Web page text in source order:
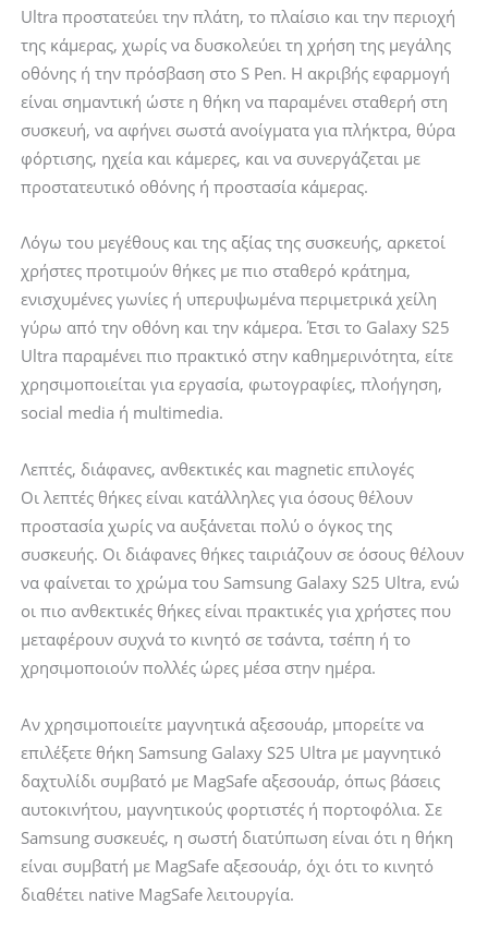
Ultra προστατεύει την πλάτη, το πλαίσιο και την περιοχή
της κάμερας, χωρίς να δυσκολεύει τη χρήση της μεγάλης
οθόνης ή την πρόσβαση στο S Pen. Η ακριβής εφαρμογή
είναι σημαντική ώστε η θήκη να παραμένει σταθερή στη
συσκευή, να αφήνει σωστά ανοίγματα για πλήκτρα, θύρα
φόρτισης, ηχεία και κάμερες, και να συνεργάζεται με
προστατευτικό οθόνης ή προστασία κάμερας.
Λόγω του μεγέθους και της αξίας της συσκευής, αρκετοί
χρήστες προτιμούν θήκες με πιο σταθερό κράτημα,
ενισχυμένες γωνίες ή υπερυψωμένα περιμετρικά χείλη
γύρω από την οθόνη και την κάμερα. Έτσι το Galaxy S25
Ultra παραμένει πιο πρακτικό στην καθημερινότητα, είτε
χρησιμοποιείται για εργασία, φωτογραφίες, πλοήγηση,
social media ή multimedia.
Λεπτές, διάφανες, ανθεκτικές και magnetic επιλογές
Οι λεπτές θήκες είναι κατάλληλες για όσους θέλουν
προστασία χωρίς να αυξάνεται πολύ ο όγκος της
συσκευής. Οι διάφανες θήκες ταιριάζουν σε όσους θέλουν
να φαίνεται το χρώμα του Samsung Galaxy S25 Ultra, ενώ
οι πιο ανθεκτικές θήκες είναι πρακτικές για χρήστες που
μεταφέρουν συχνά το κινητό σε τσάντα, τσέπη ή το
χρησιμοποιούν πολλές ώρες μέσα στην ημέρα.
Αν χρησιμοποιείτε μαγνητικά αξεσουάρ, μπορείτε να
επιλέξετε θήκη Samsung Galaxy S25 Ultra με μαγνητικό
δαχτυλίδι συμβατό με MagSafe αξεσουάρ, όπως βάσεις
αυτοκινήτου, μαγνητικούς φορτιστές ή πορτοφόλια. Σε
Samsung συσκευές, η σωστή διατύπωση είναι ότι η θήκη
είναι συμβατή με MagSafe αξεσουάρ, όχι ότι το κινητό
διαθέτει native MagSafe λειτουργία.